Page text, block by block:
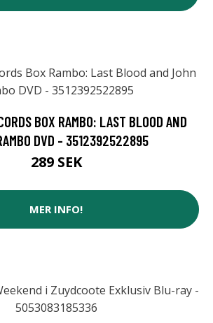
BOX RAMBO: LAST BLOOD AND
DVD - 3512392522895
289 SEK
MER INFO!